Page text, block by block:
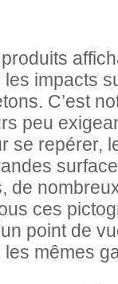
impacts
C’est
peu
se repérer,
de
ces
point de
mêmes